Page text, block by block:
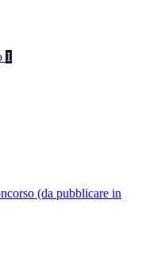
1
(da pubblicare in